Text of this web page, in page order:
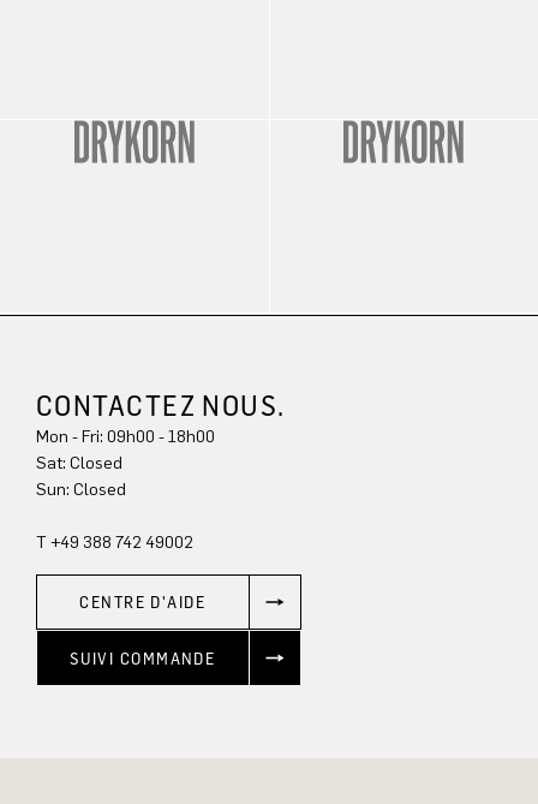
CONTACTEZ NOUS.
Mon - Fri: 09h00 - 18h00
Sat: Closed
Sun: Closed
T +49 388 742 49002
CENTRE D'AIDE
SUIVI COMMANDE